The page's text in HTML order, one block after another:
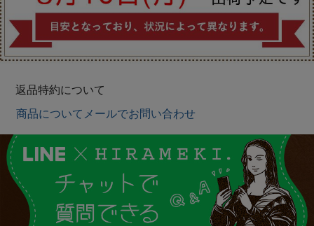
返品特約について
商品についてメールでお問い合わせ